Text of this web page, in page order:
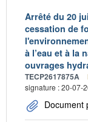
Arrêté du 20
cessation de
à l’eau et à la
ouvrages
TECP2617875A
signature : 20-07-
Document